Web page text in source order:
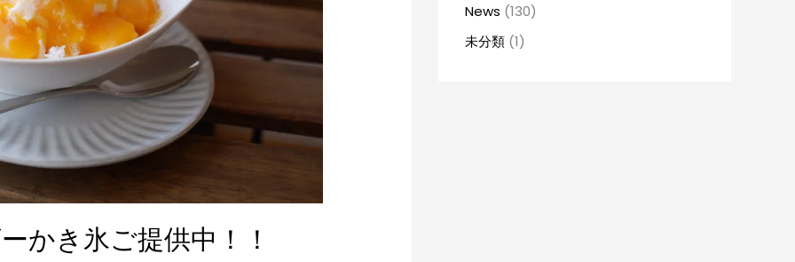
かき氷ご提供中！！
News (130)
未分類 (1)